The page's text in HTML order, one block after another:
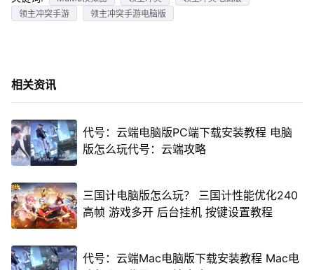
领主冲突手游
领主冲突手游电脑版
相关资讯
代号：云端电脑版PC端下载安装教程 电脑
版怎么玩代号：云端攻略
三国计电脑版怎么玩？ 三国计性能优化240
高帧 游戏多开 后台挂机 按键设置教程
代号：云端Mac电脑版下载安装教程 Mac电